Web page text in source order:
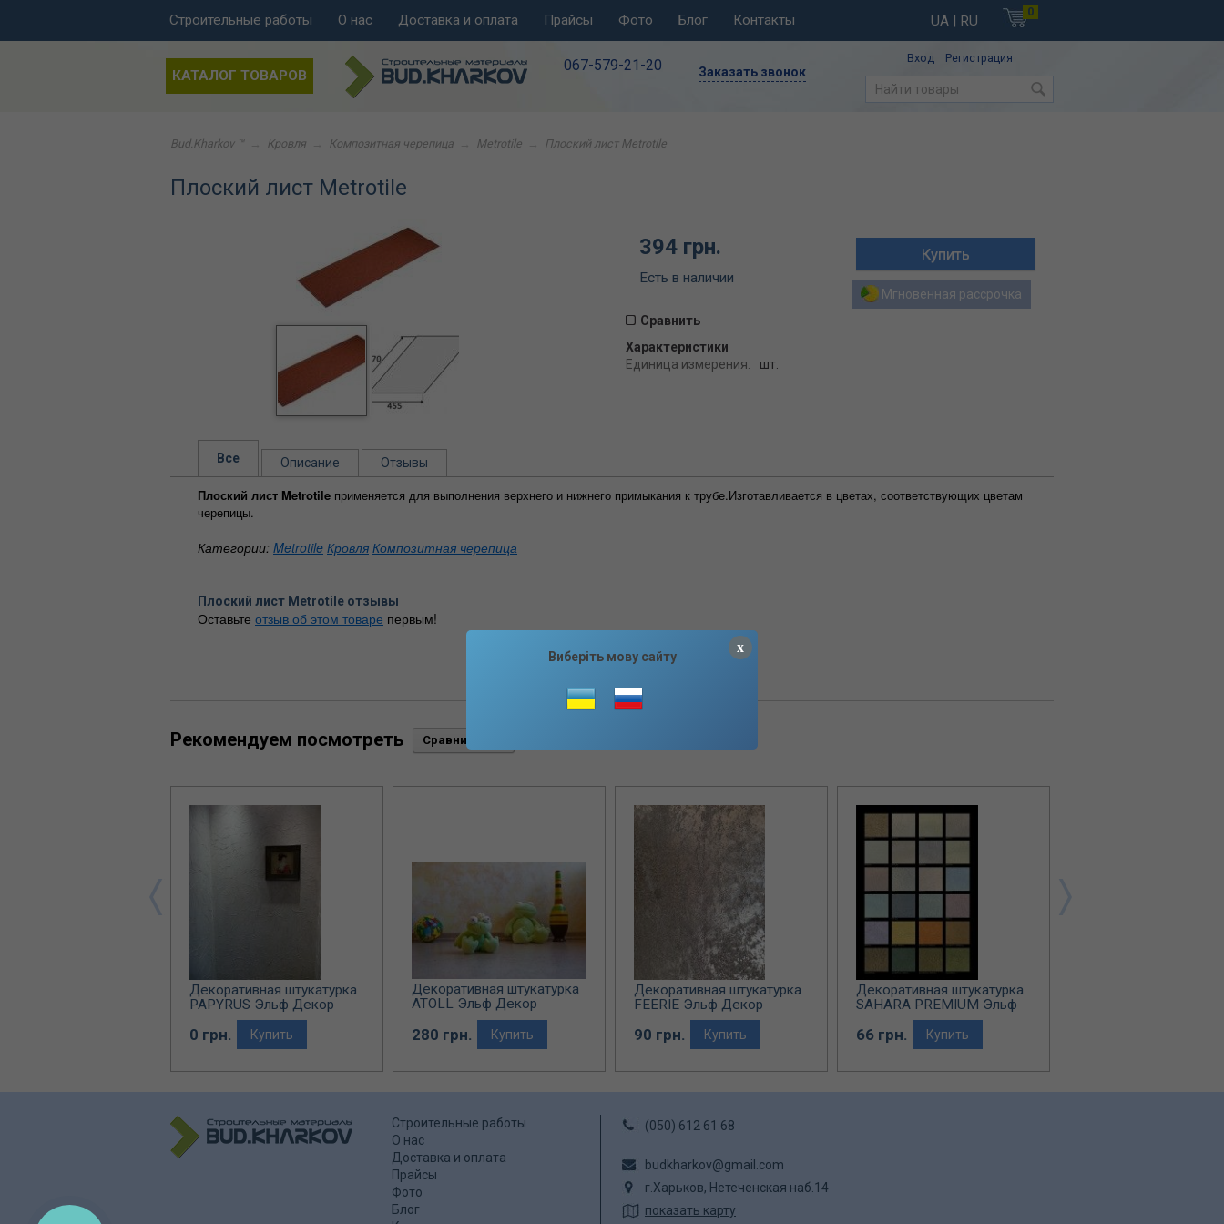
0
UA | RU
Строительные работы О нас Доставка и оплата Прайсы Фото Блог Контакты
Вход Регистрация
КАТАЛОГ ТОВАРОВ
067-579-21-20 Заказать звонок
Bud.Kharkov ™ Кровля Композитная черепица Metrotile Плоский лист Metrotile
Плоский лист Metrotile
394 грн.
Есть в наличии
Мгновенная рассрочка
Сравнить
Характеристики
Единица измерения:
шт.
Все Описание Отзывы
Плоский лист Metrotile применяется для выполнения верхнего и нижнего примыкания к трубе.Изготавливается в цветах, соответствующих цветам
черепицы.
Категории: Metrotile Кровля Композитная черепица
Плоский лист Metrotile отзывы
Оставьте отзыв об этом товаре первым!
Рекомендуем посмотреть
Декоративная штукатурка
PAPYRUS Эльф Декор
0 грн. Купить
Декоративная штукатурка
ATOLL Эльф Декор
280 грн. Купить
Декоративная штукатурка
FEERIE Эльф Декор
(перламутровое покрытие)
90 грн. Купить
Декоративная штукатурка
SAHARA PREMIUM Эльф
66 грн. Купить
Строительные работы
О нас
Доставка и оплата
Прайсы
Фото
Блог
(050) 612 61 68
budkharkov@gmail.com
г.Харьков, Нетеченская наб.14
показать карту
x
Виберіть мову сайту